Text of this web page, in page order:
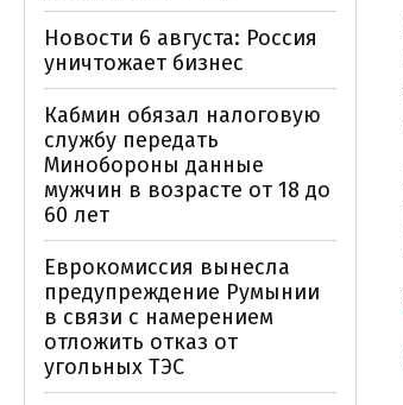
Новости 6 августа: Россия
уничтожает бизнес
Кабмин обязал налоговую
службу передать
Минобороны данные
мужчин в возрасте от 18 до
60 лет
Еврокомиссия вынесла
предупреждение Румынии
в связи с намерением
отложить отказ от
угольных ТЭС